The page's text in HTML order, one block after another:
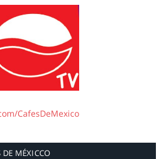
CafesDeMexico
DE MÉXICCO